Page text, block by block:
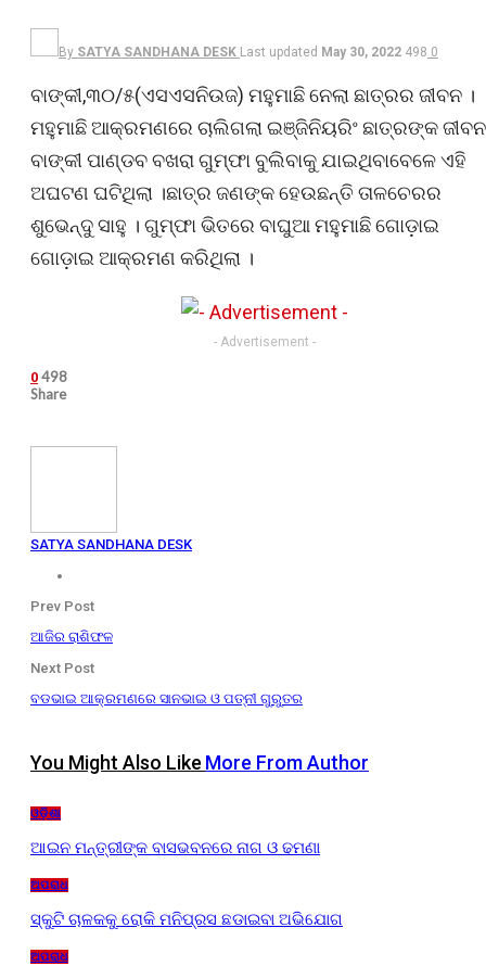
By SATYA SANDHANA DESK Last updated May 30, 2022 498 0
ବାଙ୍କୀ,୩୦/୫(ଏସଏସନିଉଜ) ମହୁମାଛି ନେଲା ଛାତ୍ରର ଜୀବନ ।
ମହୁମାଛି ଆକ୍ରମଣରେ ଚାଲିଗଲା ଇଞ୍ଜିନିୟରିଂ ଛାତ୍ରଙ୍କ ଜୀବନ
ବାଙ୍କୀ ପାଣ୍ଡବ ବଖରା ଗୁମ୍ଫା ବୁଲିବାକୁ ଯାଇଥିବାବେଳେ ଏହି
ଅଘଟଣ ଘଟିଥିଲା ।ଛାତ୍ର ଜଣଙ୍କ ହେଉଛନ୍ତି ତାଳଚେରର
ଶୁଭେନ୍ଦୁ ସାହୁ । ଗୁମ୍ଫା ଭିତରେ ବାଘୁଆ ମହୁମାଛି ଗୋଡ଼ାଇ
ଗୋଡ଼ାଇ ଆକ୍ରମଣ କରିଥିଲା ।
- Advertisement -
0 498
Share
SATYA SANDHANA DESK
Prev Post
ଆଜିର ରାଶିଫଳ
Next Post
ବଡଭାଇ ଆକ୍ରମଣରେ ସାନଭାଇ ଓ ପତ୍ନୀ ଗୁରୁତର
You Might Also Like More From Author
ଓଡ଼ିଶା
ଆଇନ ମନ୍ତ୍ରୀଙ୍କ ବାସଭବନରେ ନାଗ ଓ ଢମଣା
ଅପରାଧ
ସ୍କୁଟି ଚାଳକକୁ ରୋକି ମନିପ୍ରସ ଛଡାଇବା ଅଭିଯୋଗ
ଅପରାଧ